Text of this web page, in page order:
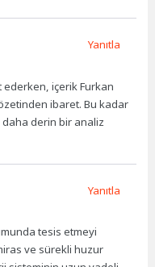
ederken, içerik Furkan
ibaret. Bu kadar
daha derin bir analiz
Yanıtla
tesis etmeyi
ve sürekli huzur
Yanıtla